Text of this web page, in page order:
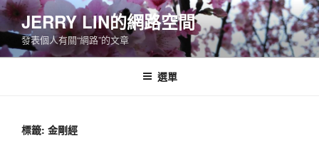
跳
至
主
要
JERRY LIN的網路空間
發表個人有關“網路”的文章
選單
標籤: 金剛經